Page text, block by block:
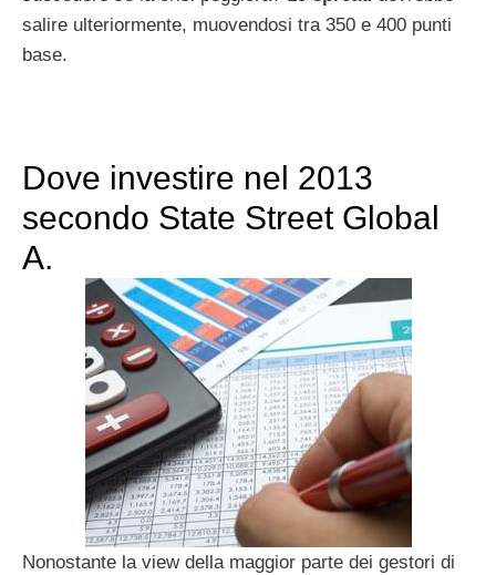
salire ulteriormente, muovendosi tra 350 e 400 punti
base.
Dove investire nel 2013
secondo State Street Global
A.
Nonostante la view della maggior parte dei gestori di